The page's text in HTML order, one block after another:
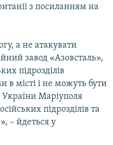
з посиланням на
а не атакувати
завод «Азовсталь»,
підрозділів
в місті і не можуть бути
Маріуполя
підрозділів та
– йдеться у